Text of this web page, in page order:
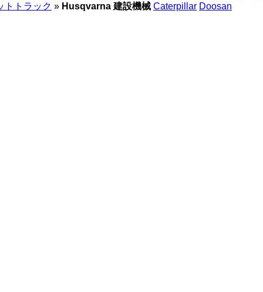
トトラック » Husqvarna 建設機械 Caterpillar Doosan